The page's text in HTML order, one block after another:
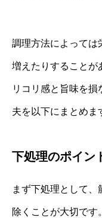
調理方法によっては
増えたりすることが
リコリ感と旨味を
夫を以下にまとめま
下処理のポイン
まず下処理として、
除くことが大切です